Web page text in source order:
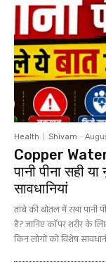
Health Shivam -
Copper Water
पानी पीना सही
सावधानियां
तांबे की बोतल में रखा पानी
है? जानिए कॉपर शरीर के
किन लोगों को विशेष